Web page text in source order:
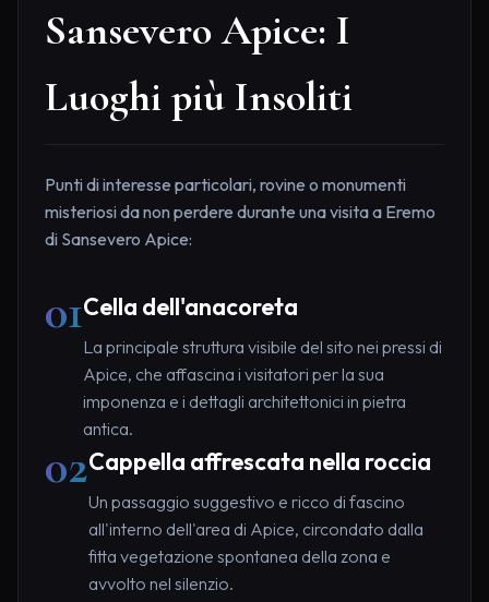
Sansevero Apice: I
Luoghi più Insoliti
Punti di interesse particolari, rovine o monumenti
misteriosi da non perdere durante una visita a Eremo
di Sansevero Apice:
01Cella dell'anacoreta
La principale struttura visibile del sito nei pressi di
Apice, che affascina i visitatori per la sua
imponenza e i dettagli architettonici in pietra
antica.
02Cappella affrescata nella roccia
Un passaggio suggestivo e ricco di fascino
all'interno dell'area di Apice, circondato dalla
fitta vegetazione spontanea della zona e
avvolto nel silenzio.